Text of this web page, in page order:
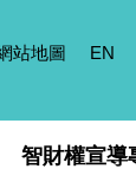
站地圖 EN
智財權宣導